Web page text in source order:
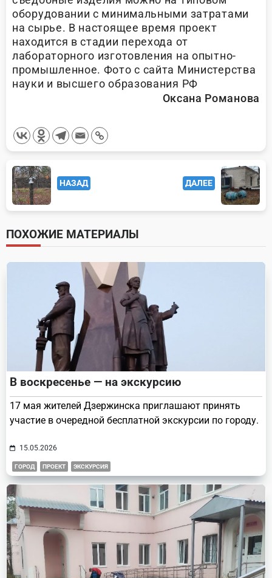
оборудовании с минимальными затратами
на сырье. В настоящее время проект
находится в стадии перехода от
лабораторного изготовления на опытно-
промышленное. Фото с сайта Министерства
науки и высшего образования РФ
Оксана Романова
<span
class="nav-
subtitle
screen-
reader-
text">Page</span>
НАЗАД ДАЛЕЕ
ПОХОЖИЕ МАТЕРИАЛЫ
В воскресенье — на экскурсию
17 мая жителей Дзержинска приглашают принять
участие в очередной бесплатной экскурсии по городу.
15.05.2026
ГОРОД ПРОЕКТ ЭКСКУРСИЯ